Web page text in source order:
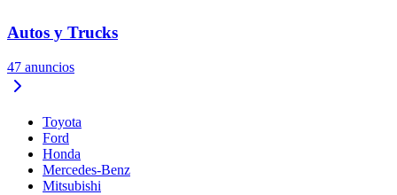
Autos y Trucks
47 anuncios
Toyota
Ford
Honda
Mercedes-Benz
Mitsubishi